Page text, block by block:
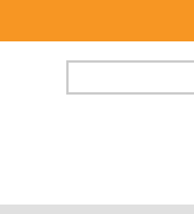
FORMULAIRE